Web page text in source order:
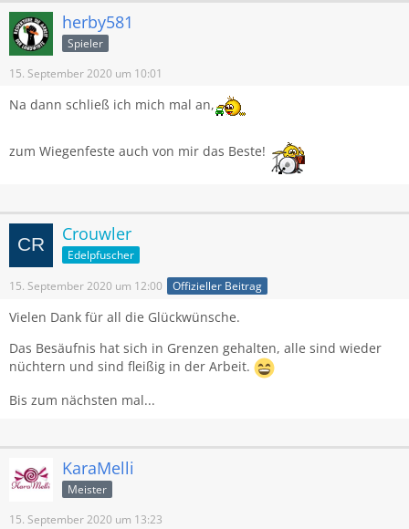
herby581
Spieler
15. September 2020 um 10:01
Na dann schließ ich mich mal an,
zum Wiegenfeste auch von mir das Beste!
Crouwler
Edelpfuscher
15. September 2020 um 12:00 Offizieller Beitrag
Vielen Dank für all die Glückwünsche.
Das Besäufnis hat sich in Grenzen gehalten, alle sind wieder
nüchtern und sind fleißig in der Arbeit.
Bis zum nächsten mal...
KaraMelli
Meister
15. September 2020 um 13:23